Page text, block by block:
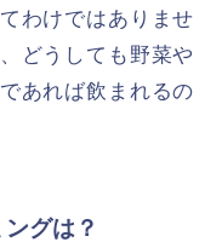
わけではありませ
どうしても野菜や
あれば飲まれるの
グは？